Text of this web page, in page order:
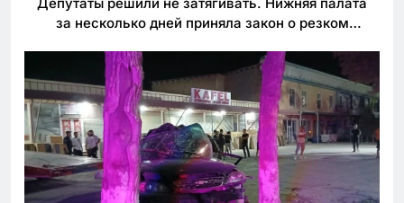
за несколько дней приняла закон о резком